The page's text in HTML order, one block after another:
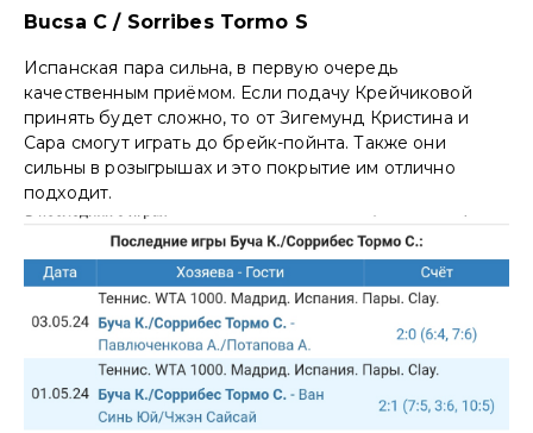
Bucsa C / Sorribes Tormo S
Испанская пара сильна, в первую очередь
качественным приёмом. Если подачу Крейчиковой
принять будет сложно, то от Зигемунд Кристина и
Сара смогут играть до брейк-пойнта. Также они
сильны в розыгрышах и это покрытие им отлично
подходит.